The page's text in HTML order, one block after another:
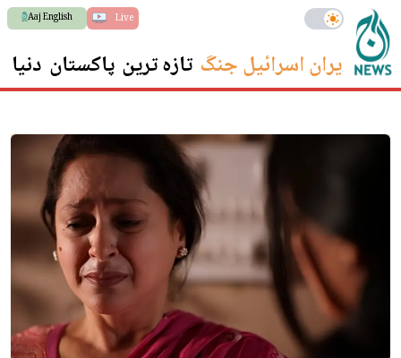
Live
Aaj English
ایران اسرائیل جنگ تازہ ترین پاکستان دنیا